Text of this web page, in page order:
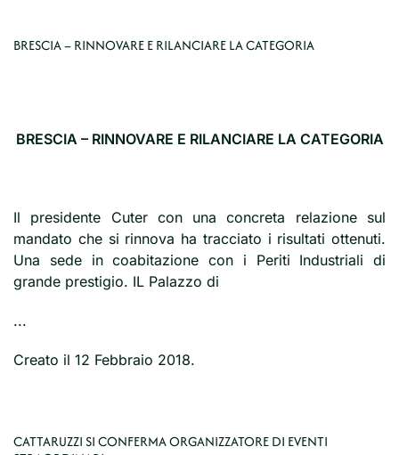
BRESCIA – RINNOVARE E RILANCIARE LA CATEGORIA
BRESCIA – RINNOVARE E RILANCIARE LA CATEGORIA
Il presidente Cuter con una concreta relazione sul
mandato che si rinnova ha tracciato i risultati ottenuti.
Una sede in coabitazione con i Periti Industriali di
grande prestigio. IL Palazzo di
...
Creato il 12 Febbraio 2018.
CATTARUZZI SI CONFERMA ORGANIZZATORE DI EVENTI